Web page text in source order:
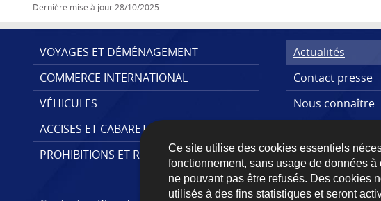
Ce site utilise des cookies essentiels
fonctionnement, sans usage de données à
ne pouvant pas être refusés. Des cookies
utilisés à des fins statistiques et seront
Dernière mise à jour 28/10/2025
MENU
DE
NAVIGATION
VOYAGES ET DÉMÉNAGEMENT
COMMERCE INTERNATIONAL
VÉHICULES
ACCISES ET CABARETAGE
PROHIBITIONS ET RESTRICTIONS
Actualités
Contact presse
Nous connaître